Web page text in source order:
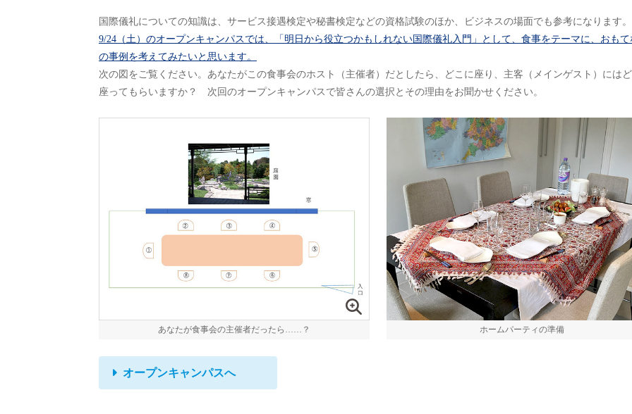
国際儀礼についての知識は、サービス接遇検定や秘書検定などの資格試験のほか、ビジネスの場面でも参考になります。
9/24（土）のオープンキャンパスでは、「明日から役立つかもしれない国際儀礼入門」として、食事をテーマに、おもて
の事例を考えてみたいと思います。
次の図をご覧ください。あなたがこの食事会のホスト（主催者）だとしたら、どこに座り、主客（メインゲスト）には
座ってもらいますか？ 次回のオープンキャンパスで皆さんの選択とその理由をお聞かせください。
あなたが食事会の主催者だったら……？ ホームパーティの準備
オープンキャンパスへ